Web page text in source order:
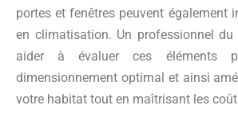
portes et fenêtres peuvent également
en climatisation. Un professionnel
aider à évaluer ces éléments
dimensionnement optimal et ainsi
votre habitat tout en maîtrisant les